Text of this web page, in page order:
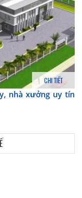
CHI TIẾT
nhà xưởng uy tín